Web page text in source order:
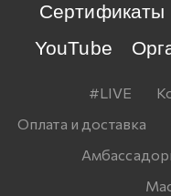
Сертификаты
YouTube
#LIVE
Оплата и доставка